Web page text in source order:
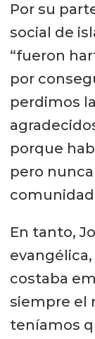
Por su
social de
“fueron
por
perdimos
porque
pero
En tanto,
costaba
siempre el
teníamos